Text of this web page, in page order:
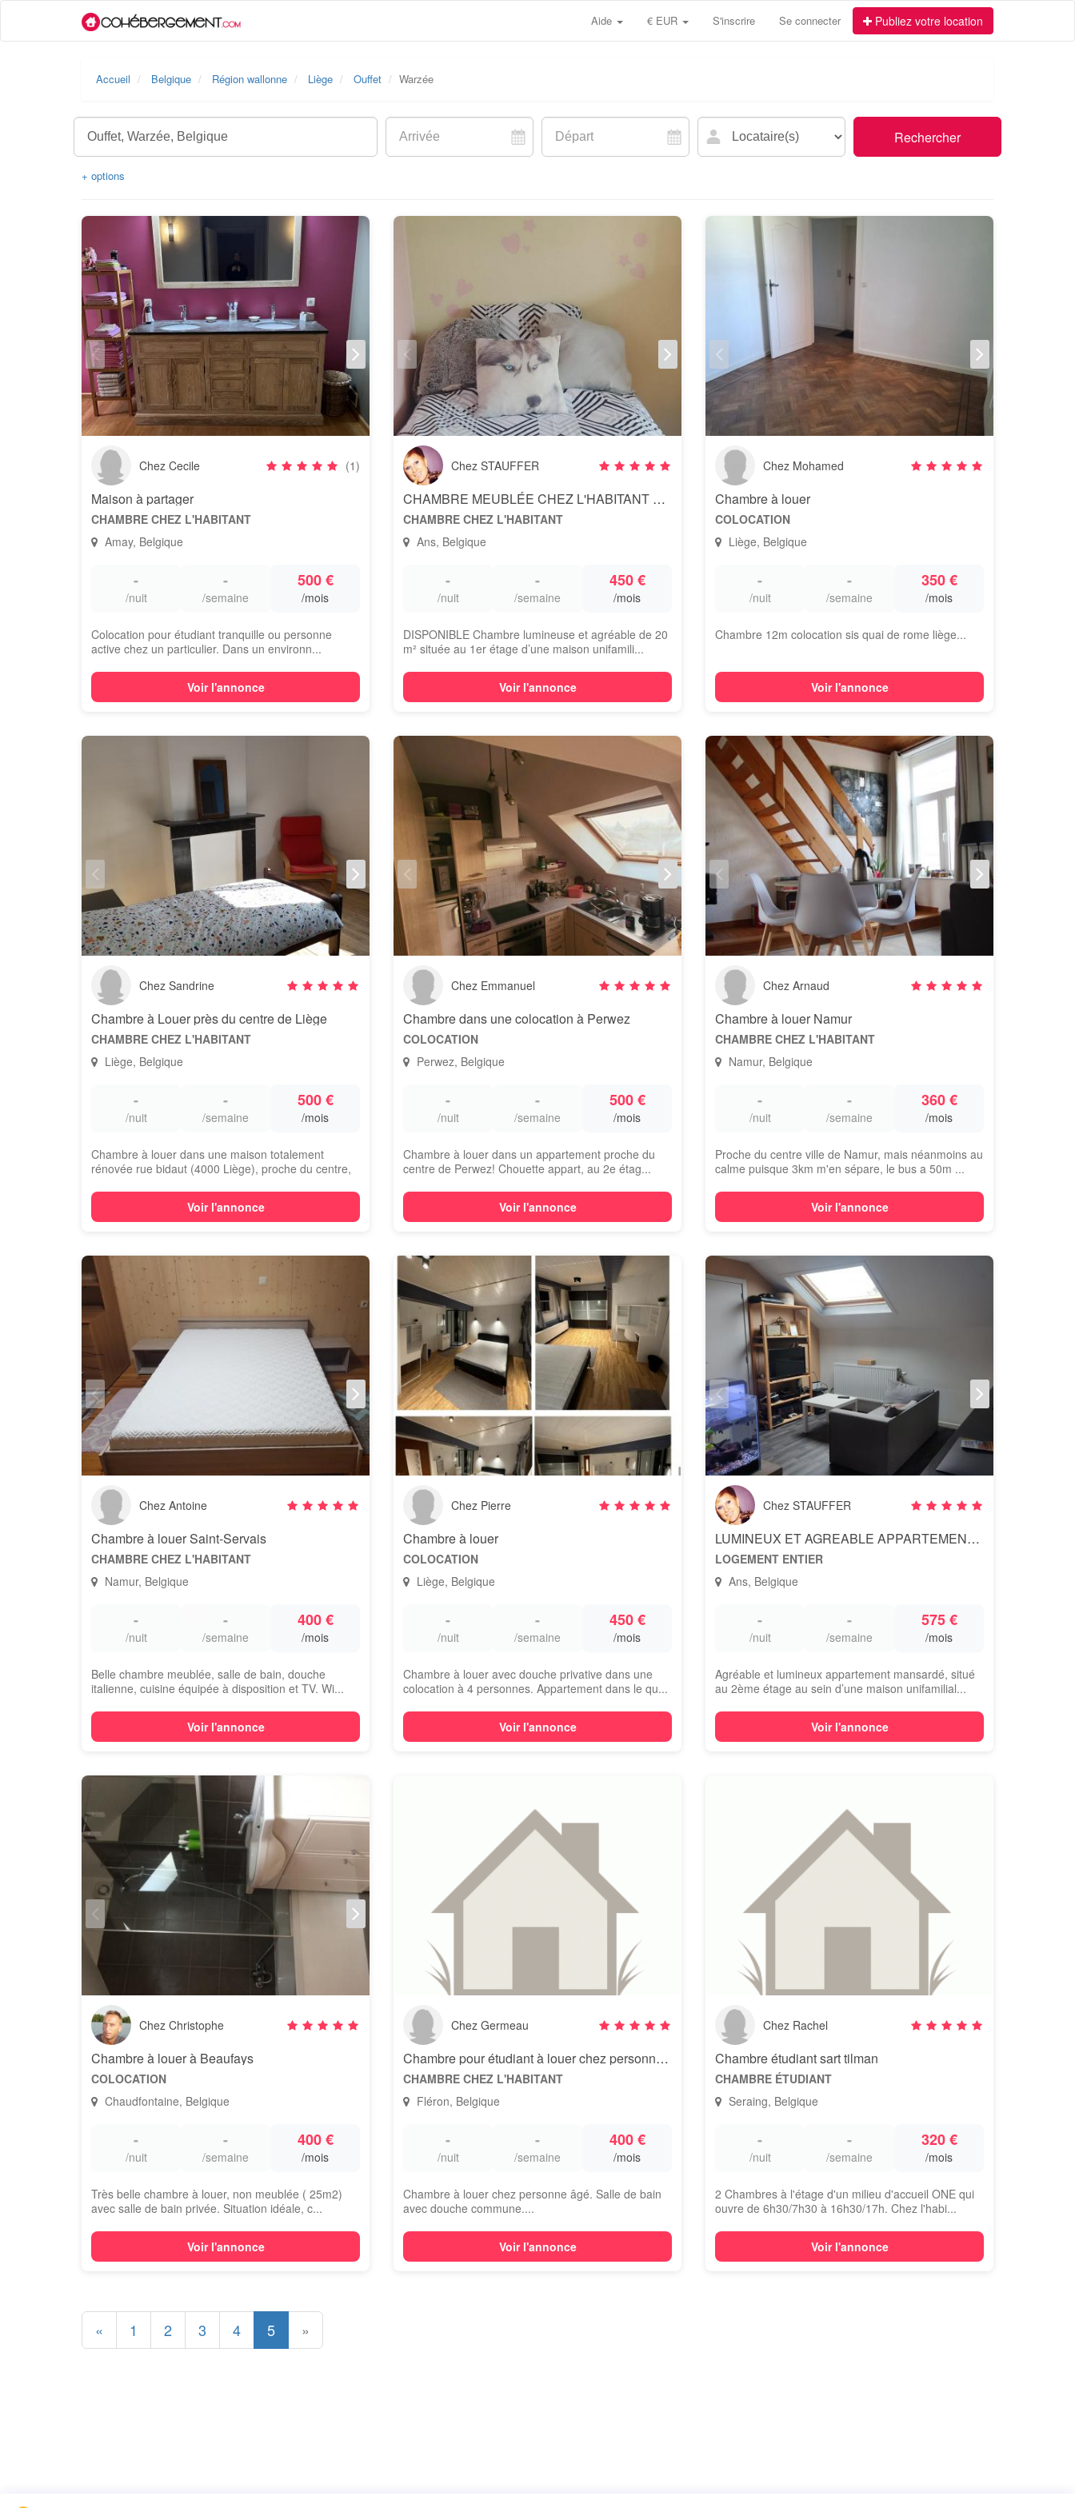
Aide € EUR S'inscrire Se connecter Publiez votre location
Accueil Belgique Région wallonne Liège Ouffet Warzée
Rechercher
+ options
Chez Cecile (1)
Maison à partager
CHAMBRE CHEZ L'HABITANT
Amay, Belgique
-
/nuit
-
/semaine
500 €
/mois
Colocation pour étudiant tranquille ou personne
active chez un particulier. Dans un environn...
Voir l'annonce
Chez STAUFFER
CHAMBRE MEUBLÉE CHEZ L'HABITANT MEUBLEE - 1 PERSONNE
CHAMBRE CHEZ L'HABITANT
Ans, Belgique
-
/nuit
-
/semaine
450 €
/mois
DISPONIBLE Chambre lumineuse et agréable de 20
m² située au 1er étage d’une maison unifamili...
Voir l'annonce
Chez Mohamed
Chambre à louer
COLOCATION
Liège, Belgique
-
/nuit
-
/semaine
350 €
/mois
Chambre 12m colocation sis quai de rome liège...
Voir l'annonce
Chez Sandrine
Chambre à Louer près du centre de Liège
CHAMBRE CHEZ L'HABITANT
Liège, Belgique
-
/nuit
-
/semaine
500 €
/mois
Chambre à louer dans une maison totalement
rénovée rue bidaut (4000 Liège), proche du centre,
Voir l'annonce
Chez Emmanuel
Chambre dans une colocation à Perwez
COLOCATION
Perwez, Belgique
-
/nuit
-
/semaine
500 €
/mois
Chambre à louer dans un appartement proche du
centre de Perwez! Chouette appart, au 2e étag...
Voir l'annonce
Chez Arnaud
Chambre à louer Namur
CHAMBRE CHEZ L'HABITANT
Namur, Belgique
-
/nuit
-
/semaine
360 €
/mois
Proche du centre ville de Namur, mais néanmoins au
calme puisque 3km m'en sépare, le bus a 50m ...
Voir l'annonce
Chez Antoine
Chambre à louer Saint-Servais
CHAMBRE CHEZ L'HABITANT
Namur, Belgique
-
/nuit
-
/semaine
400 €
/mois
Belle chambre meublée, salle de bain, douche
italienne, cuisine équipée à disposition et TV. Wi...
Voir l'annonce
Chez Pierre
Chambre à louer
COLOCATION
Liège, Belgique
-
/nuit
-
/semaine
450 €
/mois
Chambre à louer avec douche privative dans une
colocation à 4 personnes. Appartement dans le qu...
Voir l'annonce
Chez STAUFFER
LUMINEUX ET AGREABLE APPARTEMENT - LONCIN - ANS
LOGEMENT ENTIER
Ans, Belgique
-
/nuit
-
/semaine
575 €
/mois
Agréable et lumineux appartement mansardé, situé
au 2ème étage au sein d’une maison unifamilial...
Voir l'annonce
Chez Christophe
Chambre à louer à Beaufays
COLOCATION
Chaudfontaine, Belgique
-
/nuit
-
/semaine
400 €
/mois
Très belle chambre à louer, non meublée ( 25m2)
avec salle de bain privée. Situation idéale, c...
Voir l'annonce
Chez Germeau
Chambre pour étudiant à louer chez personne âgé
CHAMBRE CHEZ L'HABITANT
Fléron, Belgique
-
/nuit
-
/semaine
400 €
/mois
Chambre à louer chez personne âgé. Salle de bain
avec douche commune....
Voir l'annonce
Chez Rachel
Chambre étudiant sart tilman
CHAMBRE ÉTUDIANT
Seraing, Belgique
-
/nuit
-
/semaine
320 €
/mois
2 Chambres à l'étage d'un milieu d'accueil ONE qui
ouvre de 6h30/7h30 à 16h30/17h. Chez l'habi...
Voir l'annonce
« 1 2 3 4 5 »